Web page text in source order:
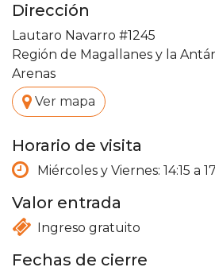
Dirección
Lautaro Navarro #1245
Región de Magallanes y la
Arenas
. Ver mapa
Horario de visita
Miércoles y Viernes: 14:15 a
Valor entrada
Ingreso gratuito
Fechas de cierre